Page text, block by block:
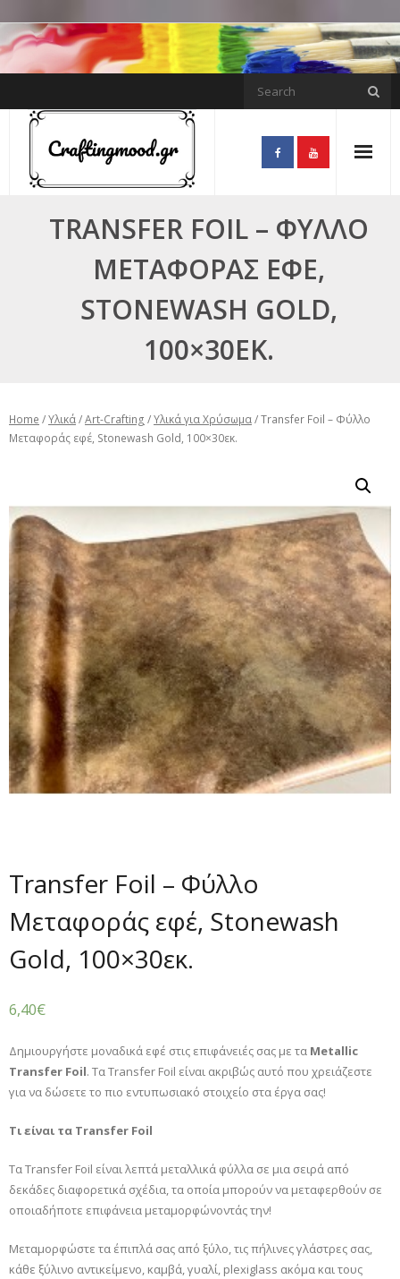
Skip
to
content
TRANSFER FOIL – ΦΎΛΛΟ
ΜΕΤΑΦΟΡΆΣ ΕΦΈ,
STONEWASH GOLD,
100×30ΕΚ.
Home /Υλικά/Art-Crafting /Υλικά για Χρύσωμα/ Transfer Foil – Φύλλο
Μεταφοράς εφέ, Stonewash Gold, 100×30εκ.
Transfer Foil – Φύλλο
Μεταφοράς εφέ, Stonewash
Gold, 100×30εκ.
6,40€
Δημιουργήστε μοναδικά εφέ στις επιφάνειές σας με τα Metallic
Transfer Foil. Τα Transfer Foil είναι ακριβώς αυτό που χρειάζεστε
για να δώσετε το πιο εντυπωσιακό στοιχείο στα έργα σας!
Τι είναι τα Transfer Foil
Τα Transfer Foil είναι λεπτά μεταλλικά φύλλα σε μια σειρά από
δεκάδες διαφορετικά σχέδια, τα οποία μπορούν να μεταφερθούν σε
οποιαδήποτε επιφάνεια μεταμορφώνοντάς την!
Μεταμορφώστε τα έπιπλά σας από ξύλο, τις πήλινες γλάστρες σας,
κάθε ξύλινο αντικείμενο, καμβά, γυαλί, plexiglass ακόμα και τους